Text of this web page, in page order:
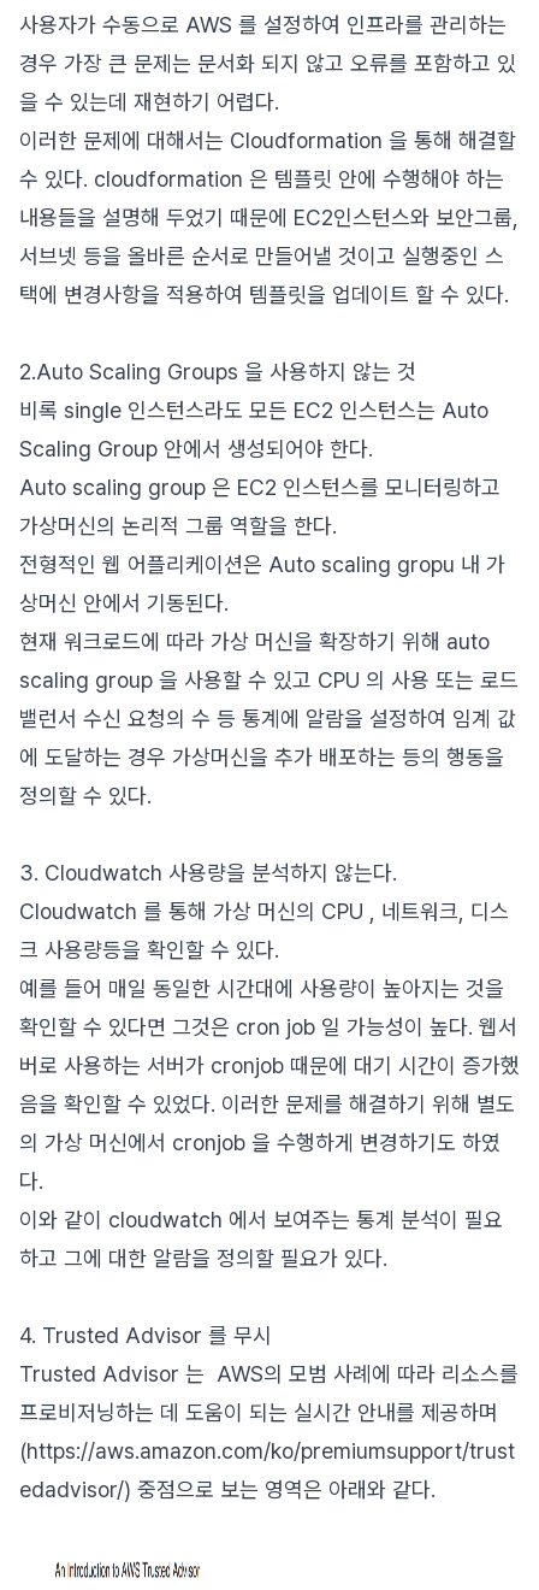
사용자가 수동으로 AWS 를 설정하여 인프라를 관리하는
경우 가장 큰 문제는 문서화 되지 않고 오류를 포함하고 있
을 수 있는데 재현하기 어렵다.
이러한 문제에 대해서는 Cloudformation 을 통해 해결할
수 있다. cloudformation 은 템플릿 안에 수행해야 하는
내용들을 설명해 두었기 때문에 EC2인스턴스와 보안그룹,
서브넷 등을 올바른 순서로 만들어낼 것이고 실행중인 스
택에 변경사항을 적용하여 템플릿을 업데이트 할 수 있다.
2.Auto Scaling Groups 을 사용하지 않는 것
비록 single 인스턴스라도 모든 EC2 인스턴스는 Auto
Scaling Group 안에서 생성되어야 한다.
Auto scaling group 은 EC2 인스턴스를 모니터링하고
가상머신의 논리적 그룹 역할을 한다.
전형적인 웹 어플리케이션은 Auto scaling gropu 내 가
상머신 안에서 기동된다.
현재 워크로드에 따라 가상 머신을 확장하기 위해 auto
scaling group 을 사용할 수 있고 CPU 의 사용 또는 로드
밸런서 수신 요청의 수 등 통계에 알람을 설정하여 임계 값
에 도달하는 경우 가상머신을 추가 배포하는 등의 행동을
정의할 수 있다.
3. Cloudwatch 사용량을 분석하지 않는다.
Cloudwatch 를 통해 가상 머신의 CPU , 네트워크, 디스
크 사용량등을 확인할 수 있다.
예를 들어 매일 동일한 시간대에 사용량이 높아지는 것을
확인할 수 있다면 그것은 cron job 일 가능성이 높다. 웹서
버로 사용하는 서버가 cronjob 때문에 대기 시간이 증가했
음을 확인할 수 있었다. 이러한 문제를 해결하기 위해 별도
의 가상 머신에서 cronjob 을 수행하게 변경하기도 하였
다.
이와 같이 cloudwatch 에서 보여주는 통계 분석이 필요
하고 그에 대한 알람을 정의할 필요가 있다.
4. Trusted Advisor 를 무시
Trusted Advisor 는 AWS의 모범 사례에 따라 리소스를
프로비저닝하는 데 도움이 되는 실시간 안내를 제공하며
(https://aws.amazon.com/ko/premiumsupport/trust
edadvisor/) 중점으로 보는 영역은 아래와 같다.